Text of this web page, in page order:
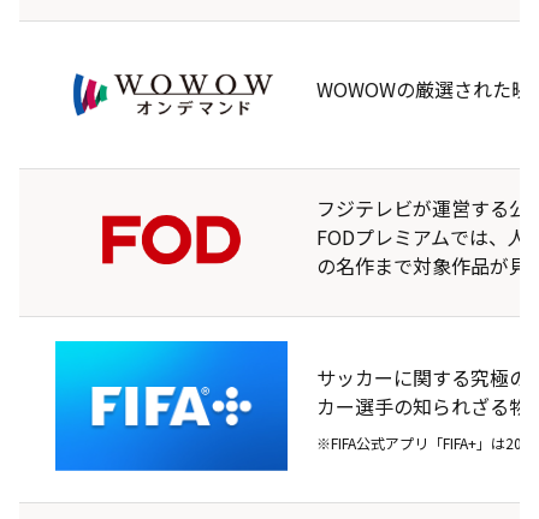
WOWOWの厳選された
フジテレビが運営する公
FODプレミアムでは、
の名作まで対象作品が見
サッカーに関する究極の
カー選手の知られざる物
※FIFA公式アプリ「FIFA+」は